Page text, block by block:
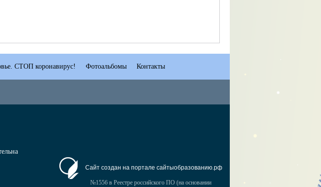
СТОП коронавирус! Фотоальбомы Контакты
Сайт создан на портале сайтыобразованию.рф
№1556 в Реестре российского ПО (на основании